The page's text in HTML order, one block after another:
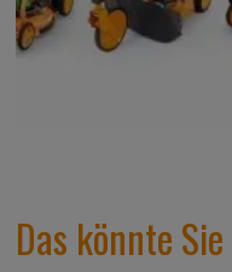
Das könnte